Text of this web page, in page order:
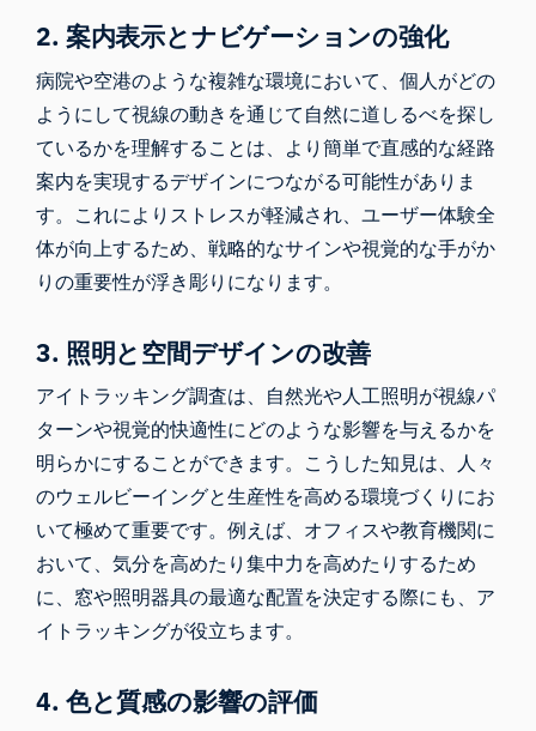
2. 案内表示とナビゲーションの強化
病院や空港のような複雑な環境において、個人がどの
ようにして視線の動きを通じて自然に道しるべを探し
ているかを理解することは、より簡単で直感的な経路
案内を実現するデザインにつながる可能性がありま
す。これによりストレスが軽減され、ユーザー体験全
体が向上するため、戦略的なサインや視覚的な手がか
りの重要性が浮き彫りになります。
3. 照明と空間デザインの改善
アイトラッキング調査は、自然光や人工照明が視線パ
ターンや視覚的快適性にどのような影響を与えるかを
明らかにすることができます。こうした知見は、人々
のウェルビーイングと生産性を高める環境づくりにお
いて極めて重要です。例えば、オフィスや教育機関に
おいて、気分を高めたり集中力を高めたりするため
に、窓や照明器具の最適な配置を決定する際にも、ア
イトラッキングが役立ちます。
4. 色と質感の影響の評価